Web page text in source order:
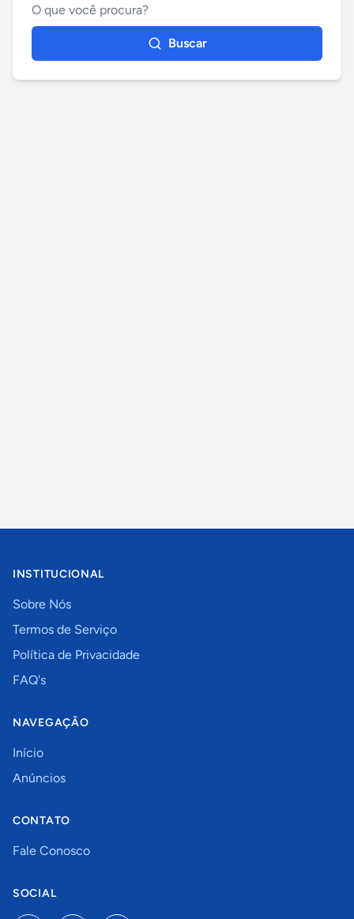
Buscar
INSTITUCIONAL
Sobre Nós
Termos de Serviço
Política de Privacidade
FAQ's
NAVEGAÇÃO
Início
Anúncios
CONTATO
Fale Conosco
SOCIAL